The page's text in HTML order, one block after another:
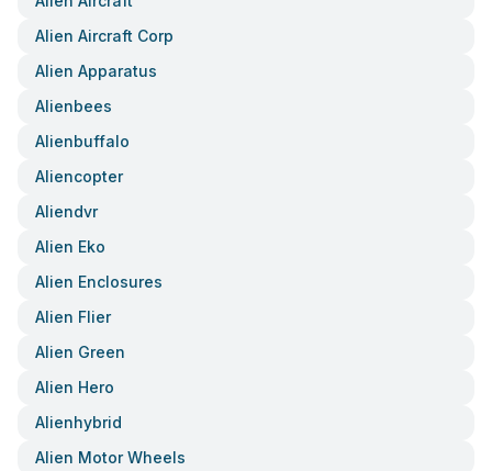
Alien Aircraft Corp
Alien Apparatus
Alienbees
Alienbuffalo
Aliencopter
Aliendvr
Alien Eko
Alien Enclosures
Alien Flier
Alien Green
Alien Hero
Alienhybrid
Alien Motor Wheels